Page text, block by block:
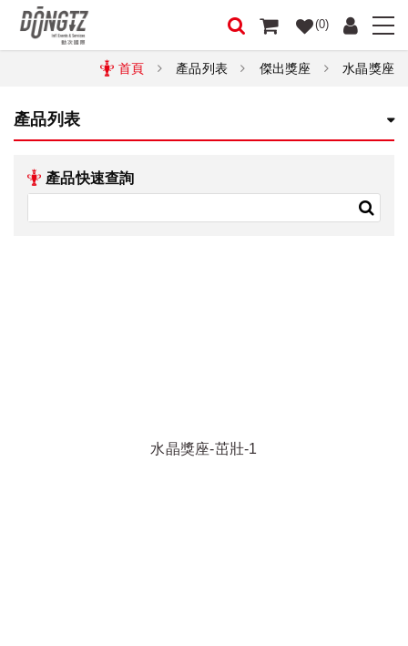
(0)
首頁 產品列表 傑出獎座 水晶獎座
產品列表
產品快速查詢